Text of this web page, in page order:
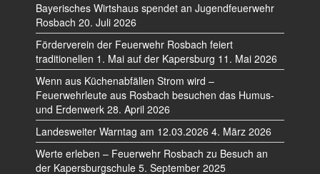
Bayerisches Wirtshaus spendet an Jugendfeuerwehr
Rosbach 20. Juli 2026
Förderverein der Feuerwehr Rosbach feiert
traditionellen 1. Mai auf der Kapersburg 11. Mai 2026
Wenn aus Küchenabfällen Strom wird –
Feuerwehrleute aus Rosbach besuchen das Humus-
und Erdenwerk 28. April 2026
Landesweiter Warntag am 12.03.2026 4. März 2026
Werte erleben – Feuerwehr Rosbach zu Besuch an
der Kapersburgschule 5. September 2025